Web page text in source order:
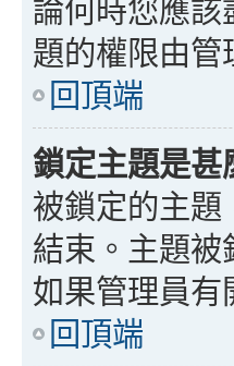
論何時您應該
題的權限由管
回頂端
鎖定主題是甚
被鎖定的主題
結束。主題被
如果管理員有
回頂端